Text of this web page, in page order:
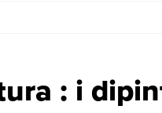
: i
di Rimini. | Libri antichi e